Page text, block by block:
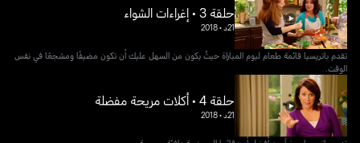
حلقة 3 • إغراءات الشواء
21د •
2018
تقدم باتريسيا قائمة طعام ليوم المباراة حيثُ يكون من السهل عليك أن تكون مضيفًا ومشجعًا في نفس
الوقت.
حلقة 4 • أكلات مريحة مفضلة
21د •
2018